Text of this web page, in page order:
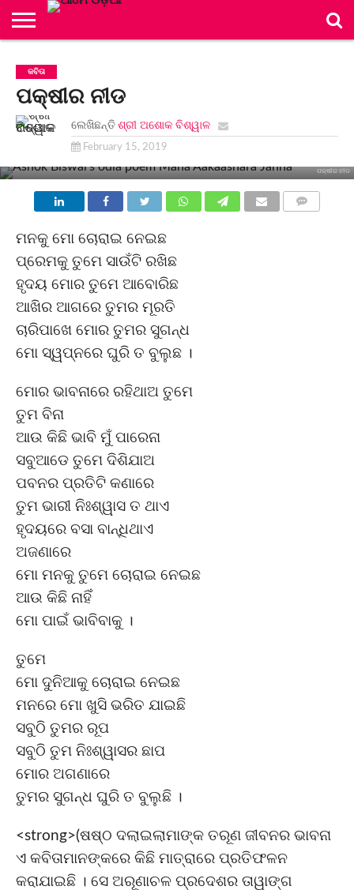
ପୃଷ୍ଠା
ବିଭାଗ
ସଂକଳନ
ଲେଖିକା/
ଲେଖକ
ମଣ୍ଡଳୀ
ନିୟମାବଳୀ
ସମ୍ପାଦକୀୟ
ମଣ୍ଡଳୀ
ବିଜ୍ଞାପନ
ଯୋଗାଯୋଗ
କବିତା
ପକ୍ଷୀର ନୀଡ
ଲେଖିଛନ୍ତି ଶ୍ରୀ ଅଶୋକ ବିଶ୍ୱାଳ
February 15, 2019
ପକ୍ଷୀର ନୀଡ
ମନକୁ ମୋ ଚୋରାଇ ନେଇଛ
ପ୍ରେମକୁ ତୁମେ ସାଉଁଟି ରଖିଛ
ହୃଦୟ ମୋର ତୁମେ ଆବୋରିଛ
ଆଖିର ଆଗରେ ତୁମର ମୂରତି
ଚାରିପାଖେ ମୋର ତୁମର ସୁଗନ୍ଧ
ମୋ ସ୍ୱପ୍ନରେ ଘୁରି ତ ବୁଲୁଛ ।
ମୋର ଭାବନାରେ ରହିଥାଅ ତୁମେ
ତୁମ ବିନା
ଆଉ କିଛି ଭାବି ମୁଁ ପାରେନା
ସବୁଆଡେ ତୁମେ ଦିଶିଯାଅ
ପବନର ପ୍ରତିଟି କଣାରେ
ତୁମ ଭାରୀ ନିଃଶ୍ୱାସ ତ ଥାଏ
ହୃଦୟରେ ବସା ବାନ୍ଧିଥାଏ
ଅଜଣାରେ
ମୋ ମନକୁ ତୁମେ ଚୋରାଇ ନେଇଛ
ଆଉ କିଛି ନାହିଁ
ମୋ ପାଇଁ ଭାବିବାକୁ ।
ତୁମେ
ମୋ ଦୁନିଆକୁ ଚୋରାଇ ନେଇଛ
ମନରେ ମୋ ଖୁସି ଭରିତ ଯାଇଛି
ସବୁଠି ତୁମର ରୂପ
ସବୁଠି ତୁମ ନିଃଶ୍ୱାସର ଛାପ
ମୋର ଅଗଣାରେ
ତୁମର ସୁଗନ୍ଧ ଘୁରି ତ ବୁଲୁଛି ।
<strong>(ଷଷ୍ଠ ଦଲାଇଲାମାଙ୍କ ତରୂଣ ଜୀବନର ଭାବନା
ଏ କବିତାମାନଙ୍କରେ କିଛି ମାତ୍ରାରେ ପ୍ରତିଫଳନ
କରାଯାଇଛି । ସେ ଅରୂଣାଚଳ ପ୍ରଦେଶର ତାୱାଙ୍ଗ